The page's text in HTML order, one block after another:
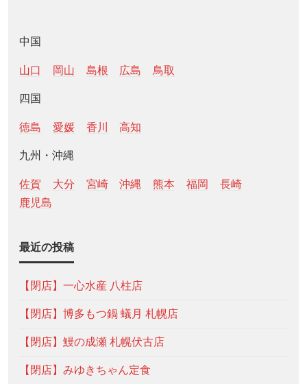
中国
山口 岡山 島根 広島 鳥取
四国
徳島 愛媛 香川 高知
九州・沖縄
佐賀 大分 宮崎 沖縄 熊本 福岡
長崎
鹿児島
最近の投稿
【閉店】一心水産 八柱店
【閉店】博多もつ鍋 蟻月 札幌店
【閉店】鰻の成瀬 札幌伏古店
【閉店】みゆきちゃん定食